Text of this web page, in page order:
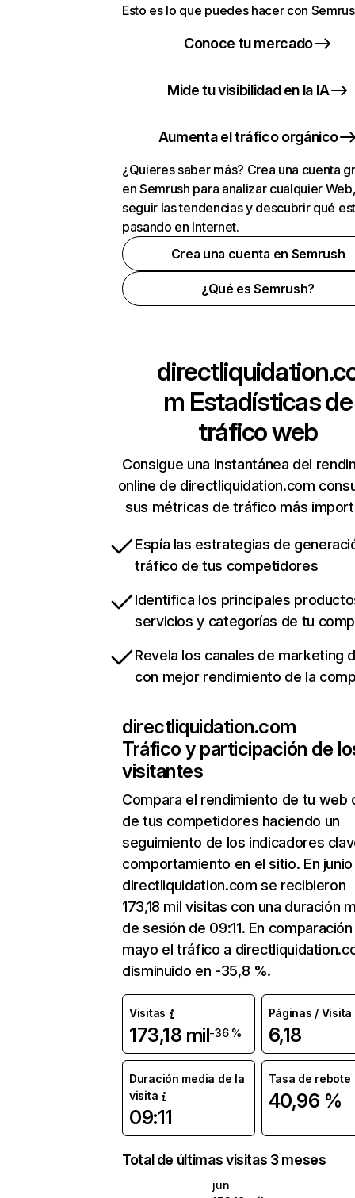
Esto es lo que puedes hacer con
Conoce tu mercado
Mide tu visibilidad en la IA
Aumenta el tráfico orgánico
¿Quieres saber más? Crea una cuenta
en Semrush para analizar cualquier
seguir las tendencias y descubrir qué
pasando en Internet.
Crea una cuenta en Semrush
¿Qué es Semrush?
m Estadísticas de
tráfico web
Consigue una instantánea del
online de directliquidation.com
sus métricas de tráfico más
Espía las estrategias de
tráfico de tus competidores
Identifica los principales
servicios y categorías de tu
Revela los canales de marketing
con mejor rendimiento de la
directliquidation.com
Tráfico y participación de
visitantes
Compara el rendimiento de tu web
de tus competidores haciendo un
seguimiento de los indicadores
comportamiento en el sitio. En junio
directliquidation.com se recibieron
173,18 mil visitas con una duración
de sesión de 09:11. En
mayo el tráfico a
disminuido en -35,8 %.
Visitas
173,18 mil-36 %
Páginas / Visita
6,18
Duración media de la
visita
09:11
Tasa de rebote
40,96 %
Total de últimas visitas 3 meses
jun